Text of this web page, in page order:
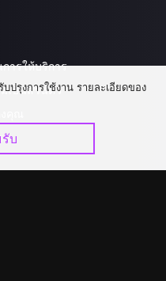
ารให้บริการ
เป็นส่วนตัว
า
ปรุงการใช้งาน รายละเอียดของ
บ